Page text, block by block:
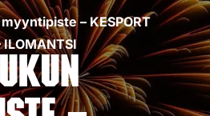
– KESPORT
ILOMANTSI